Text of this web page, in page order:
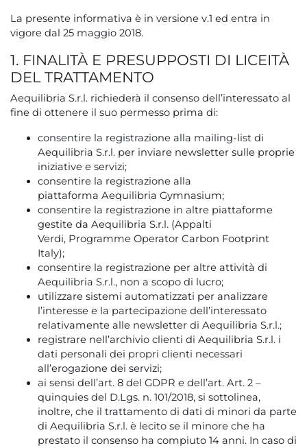
La presente informativa è in versione v.1 ed entra in
vigore dal 25 maggio 2018.
1. FINALITÀ E PRESUPPOSTI DI LICEITÀ
DEL TRATTAMENTO
Aequilibria S.r.l. richiederà il consenso dell’interessato al
fine di ottenere il suo permesso prima di:
consentire la registrazione alla mailing-list di
Aequilibria S.r.l. per inviare newsletter sulle proprie
iniziative e servizi;
consentire la registrazione alla
piattaforma Aequilibria Gymnasium;
consentire la registrazione in altre piattaforme
gestite da Aequilibria S.r.l. (Appalti
Verdi, Programme Operator Carbon Footprint
Italy);
consentire la registrazione per altre attività di
Aequilibria S.r.l., non a scopo di lucro;
utilizzare sistemi automatizzati per analizzare
l’interesse e la partecipazione dell’interessato
relativamente alle newsletter di Aequilibria S.r.l.;
registrare nell’archivio clienti di Aequilibria S.r.l. i
dati personali dei propri clienti necessari
all’erogazione dei servizi;
ai sensi dell’art. 8 del GDPR e dell’art. Art. 2 –
quinquies del D.Lgs. n. 101/2018, si sottolinea,
inoltre, che il trattamento di dati di minori da parte
di Aequilibria S.r.l. è lecito se il minore che ha
prestato il consenso ha compiuto 14 anni. In caso di